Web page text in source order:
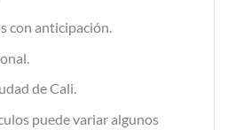
con anticipación.
de Cali.
puede variar algunos